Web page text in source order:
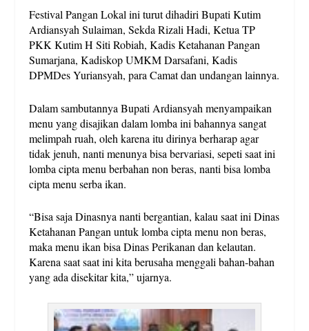
Festival Pangan Lokal ini turut dihadiri Bupati Kutim
Ardiansyah Sulaiman, Sekda Rizali Hadi, Ketua TP
PKK Kutim H Siti Robiah, Kadis Ketahanan Pangan
Sumarjana, Kadiskop UMKM Darsafani, Kadis
DPMDes Yuriansyah, para Camat dan undangan lainnya.
Dalam sambutannya Bupati Ardiansyah menyampaikan
menu yang disajikan dalam lomba ini bahannya sangat
melimpah ruah, oleh karena itu dirinya berharap agar
tidak jenuh, nanti menunya bisa bervariasi, sepeti saat ini
lomba cipta menu berbahan non beras, nanti bisa lomba
cipta menu serba ikan.
“Bisa saja Dinasnya nanti bergantian, kalau saat ini Dinas
Ketahanan Pangan untuk lomba cipta menu non beras,
maka menu ikan bisa Dinas Perikanan dan kelautan.
Karena saat saat ini kita berusaha menggali bahan-bahan
yang ada disekitar kita,” ujarnya.